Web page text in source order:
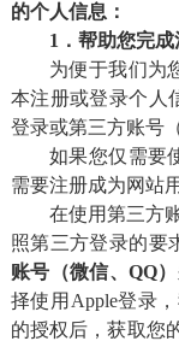
的个人信息：
1．帮助您完
为便于我们为
本注册或登录个人
登录或第三方账号
如果您仅需要
需要注册成为网站
在使用第三方
照第三方登录的要
账号（微信、QQ
择使用Apple登录
的授权后，获取您